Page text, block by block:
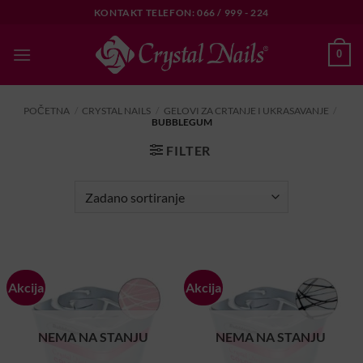
content
KONTAKT TELEFON: 066 / 999 - 224
0
POČETNA CRYSTAL NAILS GELOVI ZA CRTANJE I UKRASAVANJE
BUBBLEGUM
FILTER
Akcija
NEMA NA STANJU
Akcija
NEMA NA STANJU